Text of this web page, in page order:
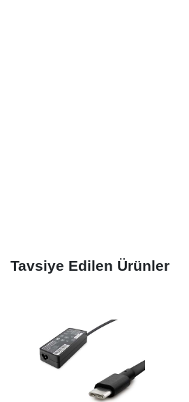
Tavsiye Edilen Ürünler